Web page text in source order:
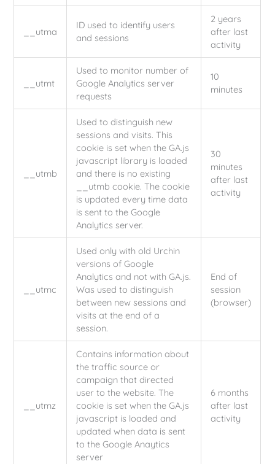
__utma
ID used to identify users
and sessions
2 years
after last
activity
__utmt
Used to monitor number of
Google Analytics server
requests
10
minutes
__utmb
Used to distinguish new
sessions and visits. This
cookie is set when the GA.js
javascript library is loaded
and there is no existing
__utmb cookie. The cookie
is updated every time data
is sent to the Google
Analytics server.
30
minutes
after last
activity
__utmc
Used only with old Urchin
versions of Google
Analytics and not with GA.js.
Was used to distinguish
between new sessions and
visits at the end of a
session.
End of
session
(browser)
__utmz
Contains information about
the traffic source or
campaign that directed
user to the website. The
cookie is set when the GA.js
javascript is loaded and
updated when data is sent
to the Google Anaytics
server
6 months
after last
activity